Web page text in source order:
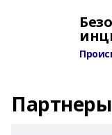
Партнеры